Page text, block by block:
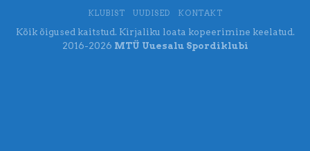
KLUBIST UUDISED KONTAKT
Kõik õigused kaitstud. Kirjaliku loata kopeerimine keelatud.
2016-2026 MTÜ Uuesalu Spordiklubi